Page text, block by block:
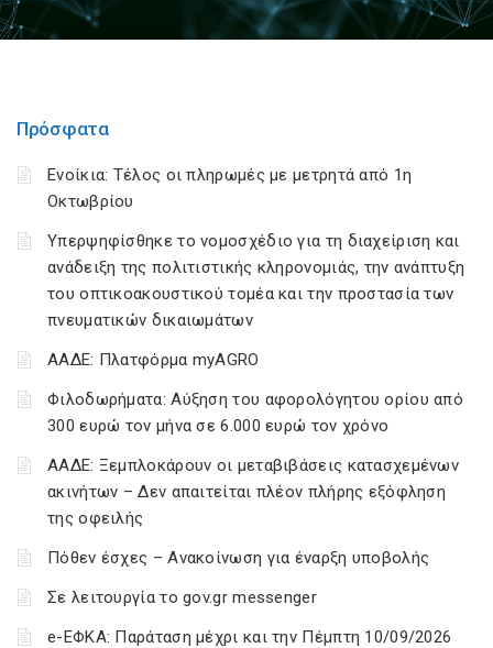
Πρόσφατα
Ενοίκια: Τέλος οι πληρωμές με μετρητά από 1η
Οκτωβρίου
Υπερψηφίσθηκε το νομοσχέδιο για τη διαχείριση και
ανάδειξη της πολιτιστικής κληρονομιάς, την ανάπτυξη
του οπτικοακουστικού τομέα και την προστασία των
πνευματικών δικαιωμάτων
ΑΑΔΕ: Πλατφόρμα myAGRO
Φιλοδωρήματα: Αύξηση του αφορολόγητου ορίου από
300 ευρώ τον μήνα σε 6.000 ευρώ τον χρόνο
ΑΑΔΕ: Ξεμπλοκάρουν οι μεταβιβάσεις κατασχεμένων
ακινήτων – Δεν απαιτείται πλέον πλήρης εξόφληση
της οφειλής
Πόθεν έσχες – Ανακοίνωση για έναρξη υποβολής
Σε λειτουργία το gov.gr messenger
e-ΕΦΚΑ: Παράταση μέχρι και την Πέμπτη 10/09/2026